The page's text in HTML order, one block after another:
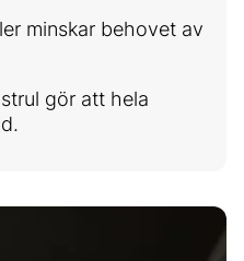
minskar behovet av
gör att hela